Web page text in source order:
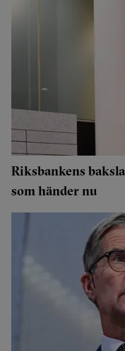
Riksbankens
som händer nu